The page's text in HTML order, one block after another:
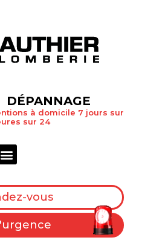
DÉPANNAGE
à domicile 7 jours sur
sur 24
vous